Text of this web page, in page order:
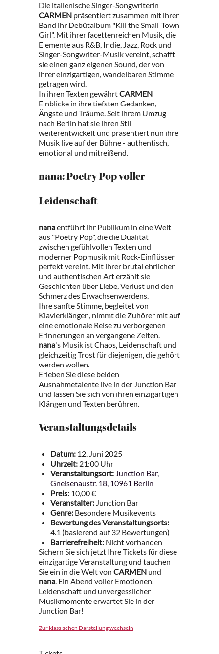
Die italienische Singer-Songwriterin
CARMEN präsentiert zusammen mit ihrer
Band ihr Debütalbum "Kill the Small-Town
Girl". Mit ihrer facettenreichen Musik, die
Elemente aus R&B, Indie, Jazz, Rock und
Singer-Songwriter-Musik vereint, schafft
sie einen ganz eigenen Sound, der von
ihrer einzigartigen, wandelbaren Stimme
getragen wird.
In ihren Texten gewährtCARMEN
Einblicke in ihre tiefsten Gedanken,
Ängste und Träume. Seit ihrem Umzug
nach Berlin hat sie ihren Stil
weiterentwickelt und präsentiert nun ihre
Musik live auf der Bühne - authentisch,
emotional und mitreißend.
nana: Poetry Pop voller
Leidenschaft
nanaentführt ihr Publikum in eine Welt
aus "Poetry Pop", die die Dualität
zwischen gefühlvollen Texten und
moderner Popmusik mit Rock-Einflüssen
perfekt vereint. Mit ihrer brutal ehrlichen
und authentischen Art erzählt sie
Geschichten über Liebe, Verlust und den
Schmerz des Erwachsenwerdens.
Ihre sanfte Stimme, begleitet von
Klavierklängen, nimmt die Zuhörer mit auf
eine emotionale Reise zu verborgenen
Erinnerungen an vergangene Zeiten.
nana's Musik ist Chaos, Leidenschaft und
gleichzeitig Trost für diejenigen, die gehört
werden wollen.
Erleben Sie diese beiden
Ausnahmetalente live in der Junction Bar
und lassen Sie sich von ihren einzigartigen
Klängen und Texten berühren.
Veranstaltungsdetails
Datum: 12. Juni 2025
Uhrzeit: 21:00 Uhr
Veranstaltungsort: Junction Bar,
Gneisenaustr. 18, 10961 Berlin
Preis: 10,00 €
Veranstalter: Junction Bar
Genre: Besondere Musikevents
Bewertung des Veranstaltungsorts:
4.1 (basierend auf 32 Bewertungen)
Barrierefreiheit: Nicht vorhanden
Sichern Sie sich jetzt Ihre Tickets für diese
einzigartige Veranstaltung und tauchen
Sie ein in die Welt von CARMEN und
nana. Ein Abend voller Emotionen,
Leidenschaft und unvergesslicher
Musikmomente erwartet Sie in der
Junction Bar!
Zur klassischen Darstellung wechseln